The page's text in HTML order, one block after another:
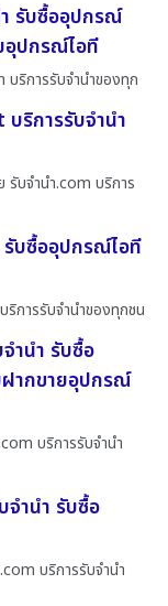
รับซื้ออุปกรณ์
อุปกรณ์ไอที
บริการรับจำนำของทุก
ริการรับจำนำ
รับจํานํา.com บริการ
บซื้ออุปกรณ์ไอที
การรับจำนำของทุกชน
ำนำ รับซื้อ
ากขายอุปกรณ์
บริการรับจำนำ
จำนำ รับซื้อ
บริการรับจำนำ